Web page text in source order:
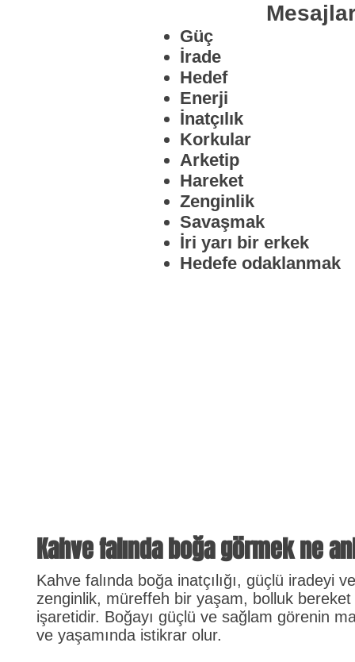
Güç
İrade
Hedef
Enerji
İnatçılık
Korkular
Arketip
Hareket
Zenginlik
Savaşmak
İri yarı bir erkek
Hedefe odaklanmak
Kahve falında boğa görmek ne
Kahve falında boğa inatçılığı, güçlü iradeyi
zenginlik, müreffeh bir yaşam, bolluk
işaretidir. Boğayı güçlü ve sağlam görenin
ve yaşamında istikrar olur.